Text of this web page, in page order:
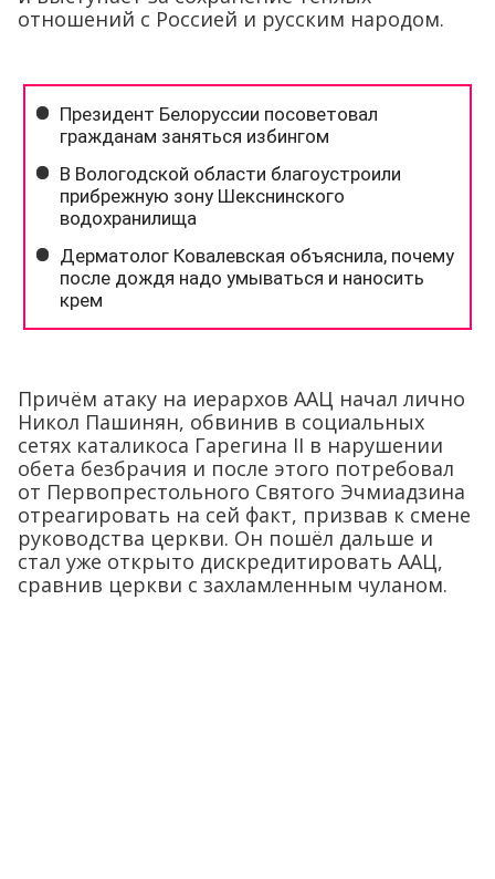
отношений с Россией и русским народом.
Причём атаку на иерархов ААЦ начал лично
Никол Пашинян, обвинив в социальных
сетях каталикоса Гарегина II в нарушении
обета безбрачия и после этого потребовал
от Первопрестольного Святого Эчмиадзина
отреагировать на сей факт, призвав к смене
руководства церкви. Он пошёл дальше и
стал уже открыто дискредитировать ААЦ,
сравнив церкви с захламленным чуланом.